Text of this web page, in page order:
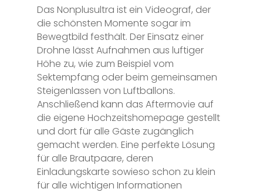
Das Nonplusultra ist ein Videograf, der
die schönsten Momente sogar im
Bewegtbild festhält. Der Einsatz einer
Drohne lässt Aufnahmen aus luftiger
Höhe zu, wie zum Beispiel vom
Sektempfang oder beim gemeinsamen
Steigenlassen von Luftballons.
Anschließend kann das Aftermovie auf
die eigene Hochzeitshomepage gestellt
und dort für alle Gäste zugänglich
gemacht werden. Eine perfekte Lösung
für alle Brautpaare, deren
Einladungskarte sowieso schon zu klein
für alle wichtigen Informationen